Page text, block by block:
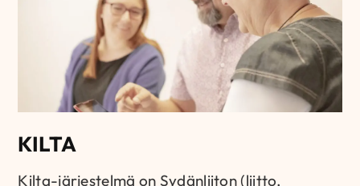
KILTA
Kilta-järjestelmä on Sydänliiton (liitto,